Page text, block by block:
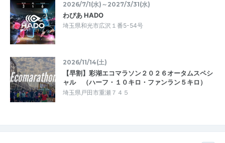
2026/7/1(水)～2027/3/31(水)
わぴあ HADO
埼玉県和光市広沢１番5-54号
2026/11/14(土)
【早割】彩湖エコマラソン２０２６オータムスペシ
ャル （ハーフ・１０キロ・ファンラン５キロ）
埼玉県戸田市重瀬７４５